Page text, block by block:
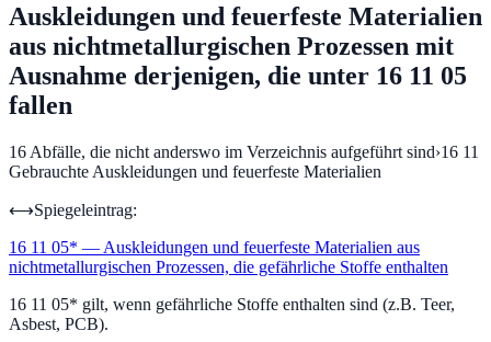
Auskleidungen und feuerfeste Materialien
aus nichtmetallurgischen Prozessen mit
Ausnahme derjenigen, die unter 16 11 05
fallen
16 Abfälle, die nicht anderswo im Verzeichnis aufgeführt sind›16 11
Gebrauchte Auskleidungen und feuerfeste Materialien
⟷Spiegeleintrag:
16 11 05* — Auskleidungen und feuerfeste Materialien aus
nichtmetallurgischen Prozessen, die gefährliche Stoffe enthalten
16 11 05* gilt, wenn gefährliche Stoffe enthalten sind (z.B. Teer,
Asbest, PCB).